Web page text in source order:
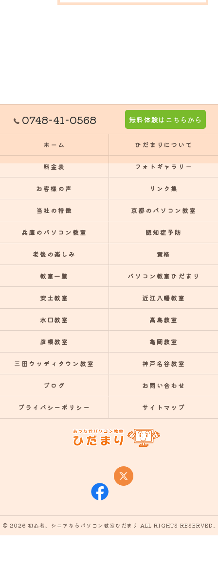
0748-41-0568 無料体験はこちらから
ホーム ひだまりについて
料金表 フォトギャラリー
お客様の声 リンク集
当社の特徴 京都のパソコン教室
兵庫のパソコン教室 認知症予防
老後の楽しみ 資格
教室一覧 パソコン教室ひだまり
安土教室 近江八幡教室
水口教室 高島教室
彦根教室 亀岡教室
三田ウッディタウン教室 神戸名谷教室
ブログ お問い合わせ
プライバシーポリシー サイトマップ
© 2026 初心者、シニアならパソコン教室ひだまり ALL RIGHTS RESERVED.